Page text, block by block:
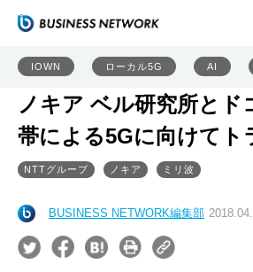
IOWN ローカル5G AI
ノキア ベル研究所とド
帯による5Gに向けてト
NTTグループ ノキア ミリ波
BUSINESS NETWORK編集部